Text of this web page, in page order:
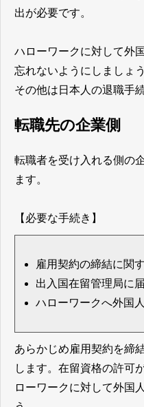
出が必要です。
ハローワークに対して外
忘れないようにしましょう
その他は日本人の退職手
転職先の企業側
転職者を受け入れる側の
ます。
【必要な手続き】
雇用契約の締結に関
出入国在留管理局に
ハローワークへ外国
あらかじめ雇用契約を締
します。在留資格の許可
ローワークに対して外国